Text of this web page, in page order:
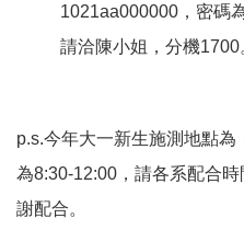
1021aa000000，密碼
請洽陳小姐，分機1700
p.s.今年大一新生施測地點
為8:30-12:00，請各系配合
謝配合。